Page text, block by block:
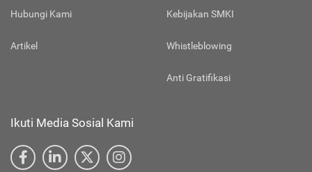
Hubungi Kami
Artikel
Kebijakan SMKI
Whistleblowing
Anti Gratifikasi
Ikuti Media Sosial Kami